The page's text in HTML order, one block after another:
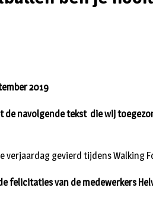
2019
de navolgende tekst die wij
verjaardag gevierd tijdens Walking
felicitaties van de medewerkers